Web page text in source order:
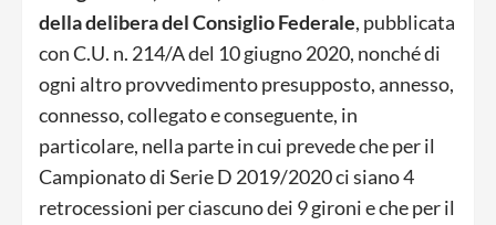
della delibera del Consiglio Federale, pubblicata
con C.U. n. 214/A del 10 giugno 2020, nonché di
ogni altro provvedimento presupposto, annesso,
connesso, collegato e conseguente, in
particolare, nella parte in cui prevede che per il
Campionato di Serie D 2019/2020 ci siano 4
retrocessioni per ciascuno dei 9 gironi e che per il